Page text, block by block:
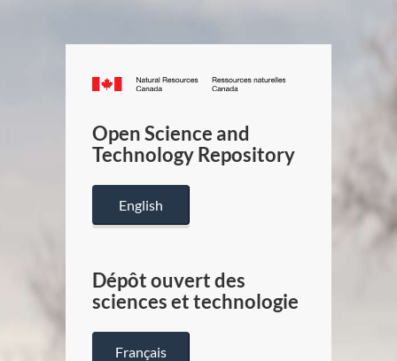
Canada.ca
/
Canada
Open Science and
Technology Repository
English
Dépôt ouvert des
sciences et technologie
Français